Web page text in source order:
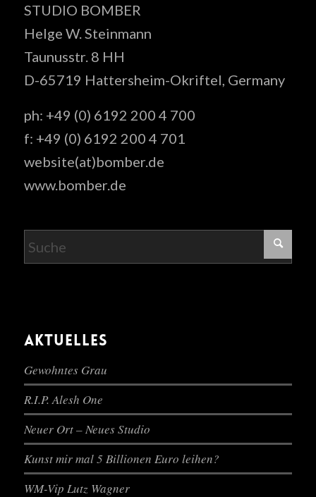
STUDIO BOMBER
Helge W. Steinmann
Taunusstr. 8 HH
D-65719 Hattersheim-Okriftel, Germany
ph: +49 (0) 6192 200 4 700
f: +49 (0) 6192 200 4 701
website(at)bomber.de
www.bomber.de
AKTUELLES
Gewohntes Grau
R.I.P. Alesh One
Neuer Ort – Neues Studio
Kunst mir mal 5 Billionen Euro leihen?
WM-Vip Lutz Wagner